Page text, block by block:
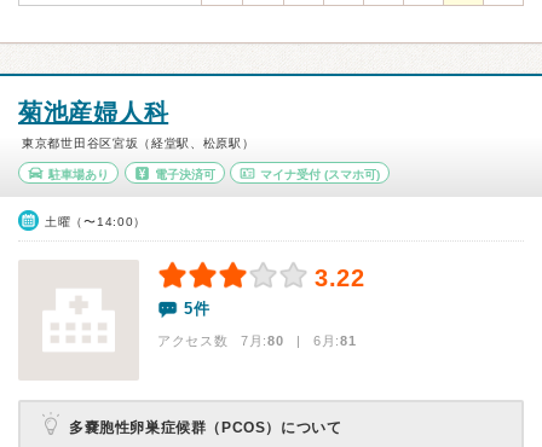
菊池産婦人科
東京都世田谷区宮坂（経堂駅、松原駅）
駐車場あり 電子決済可 マイナ受付 (スマホ可)
土曜（〜14:00）
3.22
5件
アクセス数 7月:80 | 6月:81
多嚢胞性卵巣症候群（PCOS）について